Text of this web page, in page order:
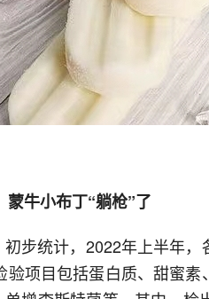
牛小布丁“躺枪”了
步统计，2022年上半年
项目包括蛋白质、甜蜜素